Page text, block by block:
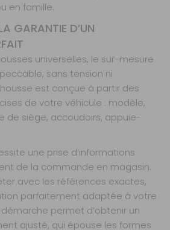
AJOUTER AU PANIER
Board 4
banquettes
Référence :
990272
Nombre de
4
Matière :
Board
786 €TTC
Livraison à Domicile
: Contactez-nous au 04 68
41 42 42
en famille.
GARANTIE D’UN
universelles, le sur-mesure
sans tension ni
est conçue à partir des
de votre véhicule : modèle,
de siège, accoudoirs, appuie-
une prise d’informations
de la commande en magasin.
avec les références exactes,
parfaitement adaptée à votre
permet d’obtenir un
ajusté, qui épouse les formes